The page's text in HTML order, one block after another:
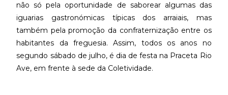
não só pela oportunidade de saborear algumas das
iguarias gastronómicas típicas dos arraiais, mas
também pela promoção da confraternização entre os
habitantes da freguesia. Assim, todos os anos no
segundo sábado de julho, é dia de festa na Praceta Rio
Ave, em frente à sede da Coletividade.